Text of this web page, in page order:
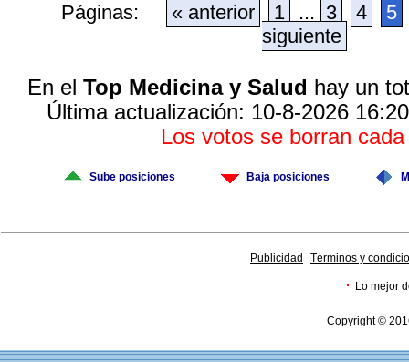
Páginas: « anterior 1 ... 3 4
5
siguiente
En el Top Medicina y Salud hay un
Última actualización: 10-8-2026
Los votos se borran
Sube posiciones Baja posiciones
Publicidad Términos y
· Lo mejor
Copyright ©